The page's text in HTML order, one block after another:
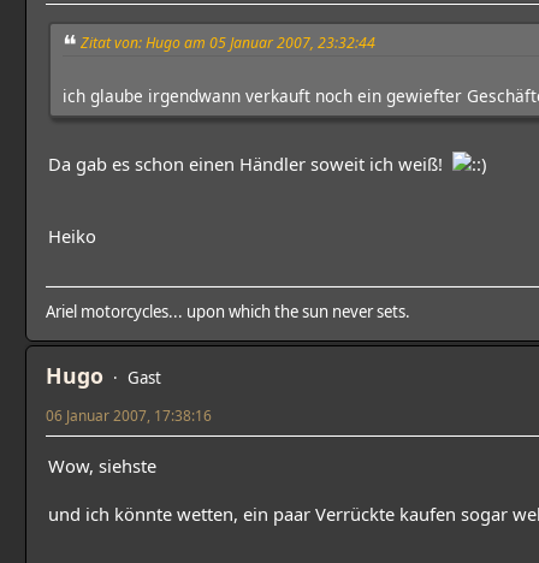
Zitat von: Hugo am 05 Januar 2007, 23:32:44
ich glaube irgendwann verkauft noch ein gewiefter
Da gab es schon einen Händler soweit ich weiß!
Heiko
Ariel motorcycles... upon which the sun never sets.
Hugo Gast
06 Januar 2007, 17:38:16
Wow, siehste
und ich könnte wetten, ein paar Verrückte kaufen sogar